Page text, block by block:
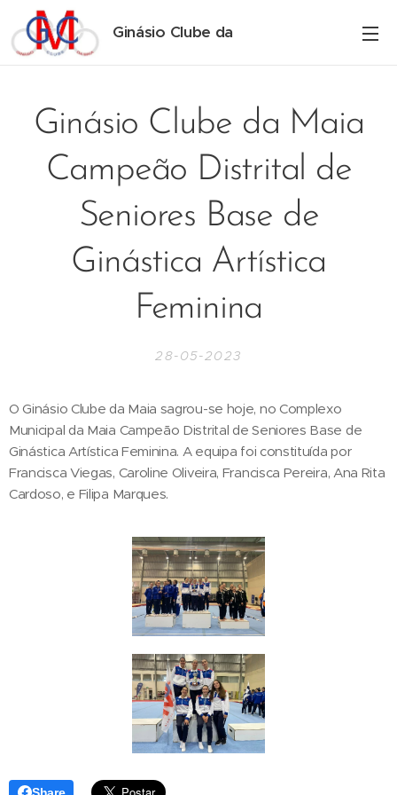
Ginásio Clube da
Ginásio Clube da Maia
Campeão Distrital de
Seniores Base de
Ginástica Artística
Feminina
28-05-2023
O Ginásio Clube da Maia sagrou-se hoje, no Complexo
Municipal da Maia Campeão Distrital de Seniores Base de
Ginástica Artística Feminina. A equipa foi constituída por
Francisca Viegas, Caroline Oliveira, Francisca Pereira, Ana Rita
Cardoso, e Filipa Marques.